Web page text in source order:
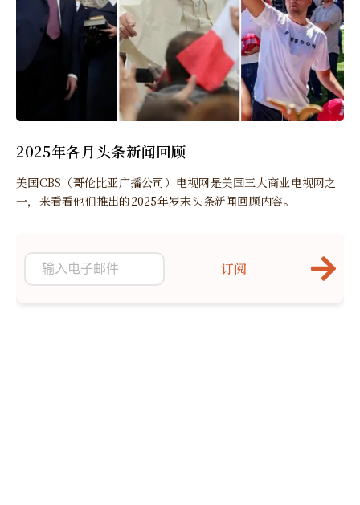
2025年各月头条新闻回顾
美国CBS（哥伦比亚广播公司）电视网是美国三大商业电视网之
一，来看看他们推出的2025年岁末头条新闻回顾内容。
订阅